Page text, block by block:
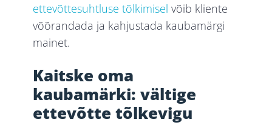
ettevõttesuhtluse tõlkimisel võib kliente
võõrandada ja kahjustada kaubamärgi
mainet.
Kaitske oma
kaubamärki: vältige
ettevõtte tõlkevigu